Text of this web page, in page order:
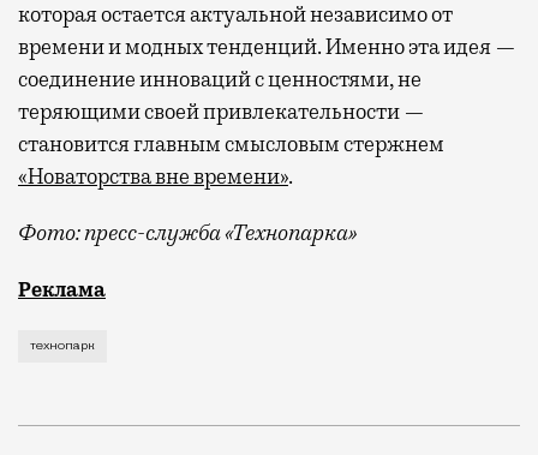
которая остается актуальной независимо от
времени и модных тенденций. Именно эта идея —
соединение инноваций с ценностями, не
теряющими своей привлекательности —
становится главным смысловым стержнем
«Новаторства вне времени».
Фото: пресс-служба «Технопарка»
Рекламные кампании техники редко выходят за
Реклама
технопарк